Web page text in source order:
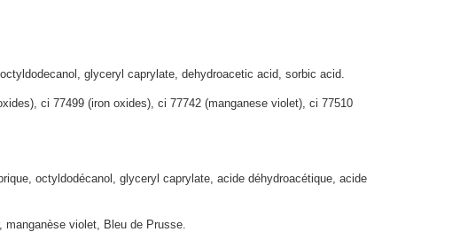
glyceryl caprylate, dehydroacetic acid, sorbic acid.
ci 77499 (iron oxides), ci 77742 (manganese violet), ci 77510
octyldodécanol, glyceryl caprylate, acide déhydroacétique, acide
violet, Bleu de Prusse.